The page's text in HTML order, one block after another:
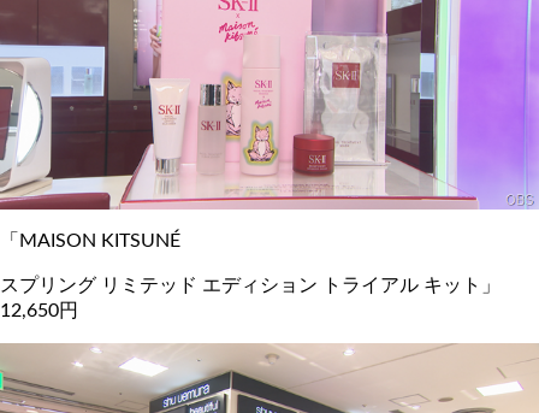
「MAISON KITSUNÉ
スプリング リミテッド エディション トライアル キット」
12,650円